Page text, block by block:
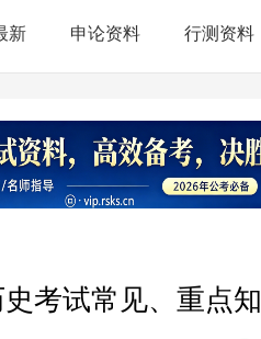
新 申论资料 行测资料
考试常见、重点